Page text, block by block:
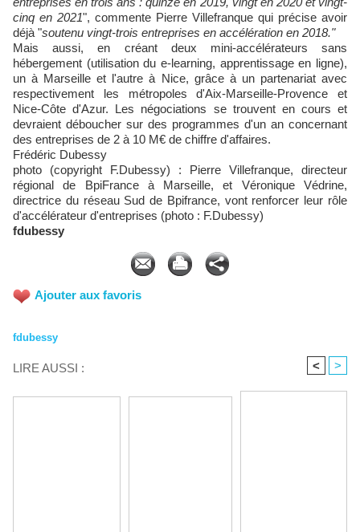
cinq en 2021", commente Pierre Villefranque qui précise avoir
déjà "soutenu vingt-trois entreprises en accélération en 2018."
Mais aussi, en créant deux mini-accélérateurs sans
hébergement (utilisation du e-learning, apprentissage en ligne),
un à Marseille et l'autre à Nice, grâce à un partenariat avec
respectivement les métropoles d'Aix-Marseille-Provence et
Nice-Côte d'Azur. Les négociations se trouvent en cours et
devraient déboucher sur des programmes d'un an concernant
des entreprises de 2 à 10 M€ de chiffre d'affaires.
Frédéric Dubessy
photo (copyright F.Dubessy) : Pierre Villefranque, directeur
régional de BpiFrance à Marseille, et Véronique Védrine,
directrice du réseau Sud de Bpifrance, vont renforcer leur rôle
d'accélérateur d'entreprises (photo : F.Dubessy)
fdubessy
Ajouter aux favoris
fdubessy
LIRE AUSSI : < >